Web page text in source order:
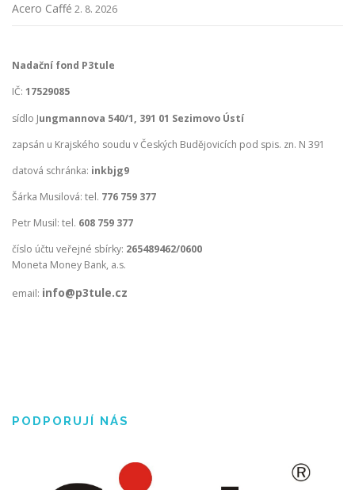
Acero Caffé 2. 8. 2026
Nadační fond P3tule
IČ: 17529085
sídlo Jungmannova 540/1, 391 01 Sezimovo Ústí
zapsán u Krajského soudu v Českých Budějovicích pod spis. zn. N 391
datová schránka: inkbjg9
Šárka Musilová: tel. 776 759 377
Petr Musil: tel. 608 759 377
číslo účtu veřejné sbírky: 265489462/0600
Moneta Money Bank, a.s.
email: info@p3tule.cz
PODPORUJÍ NÁS